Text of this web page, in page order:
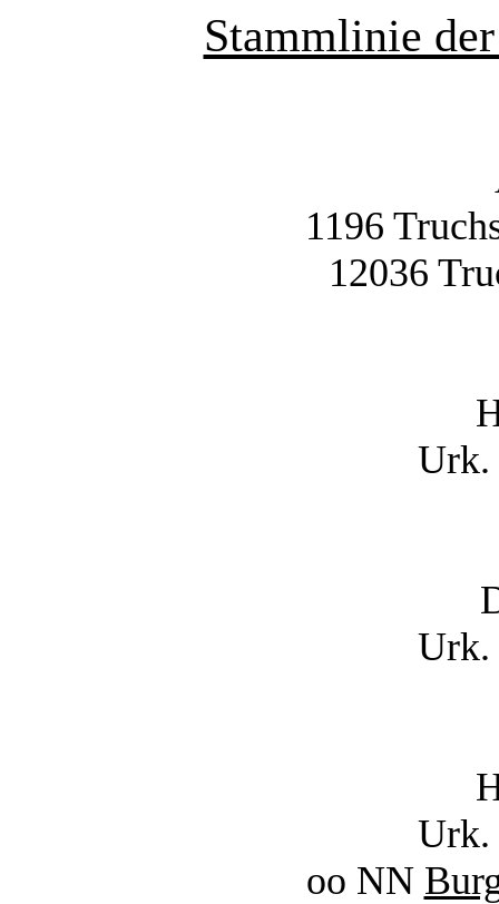
Stammlinie
1196
12036
Urk.
Urk.
Urk.
oo NN